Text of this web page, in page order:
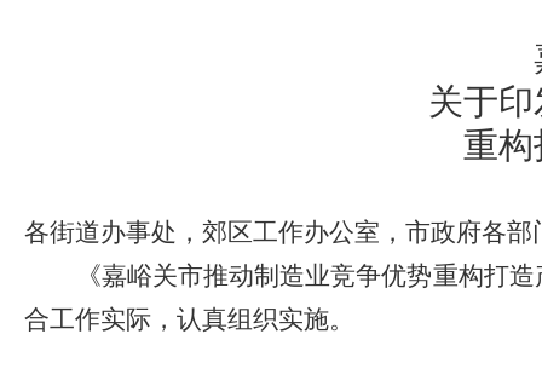
关于印
重构
各街道办事处，郊区工作办公室，市政府各部
《嘉峪关市推动制造业竞争优势重构打
合工作实际，认真组织实施。